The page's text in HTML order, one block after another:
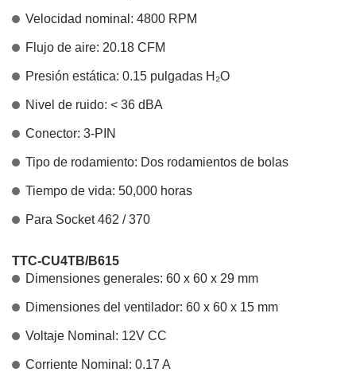
Velocidad nominal: 4800 RPM
Flujo de aire: 20.18 CFM
Presión estática: 0.15 pulgadas H₂O
Nivel de ruido: < 36 dBA
Conector: 3-PIN
Tipo de rodamiento: Dos rodamientos de bolas
Tiempo de vida: 50,000 horas
Para Socket 462 / 370
TTC-CU4TB/B615
Dimensiones generales: 60 x 60 x 29 mm
Dimensiones del ventilador: 60 x 60 x 15 mm
Voltaje Nominal: 12V CC
Corriente Nominal: 0.17 A